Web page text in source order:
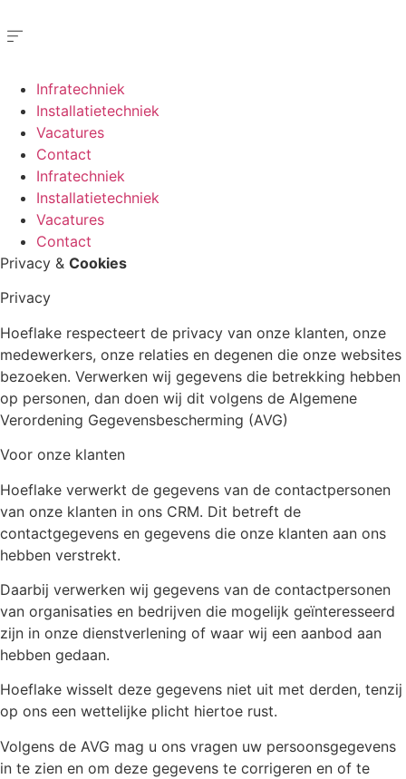
naar
Infratechniek
Installatietechniek
Vacatures
Contact
Infratechniek
Installatietechniek
Vacatures
Contact
Privacy & Cookies
Privacy
Hoeflake respecteert de privacy van onze klanten, onze
medewerkers, onze relaties en degenen die onze websites
bezoeken. Verwerken wij gegevens die betrekking hebben
op personen, dan doen wij dit volgens de Algemene
Verordening Gegevensbescherming (AVG)
Voor onze klanten
Hoeflake verwerkt de gegevens van de contactpersonen
van onze klanten in ons CRM. Dit betreft de
contactgegevens en gegevens die onze klanten aan ons
hebben verstrekt.
Daarbij verwerken wij gegevens van de contactpersonen
van organisaties en bedrijven die mogelijk geïnteresseerd
zijn in onze dienstverlening of waar wij een aanbod aan
hebben gedaan.
Hoeflake wisselt deze gegevens niet uit met derden, tenzij
op ons een wettelijke plicht hiertoe rust.
Volgens de AVG mag u ons vragen uw persoonsgegevens
in te zien en om deze gegevens te corrigeren en of te